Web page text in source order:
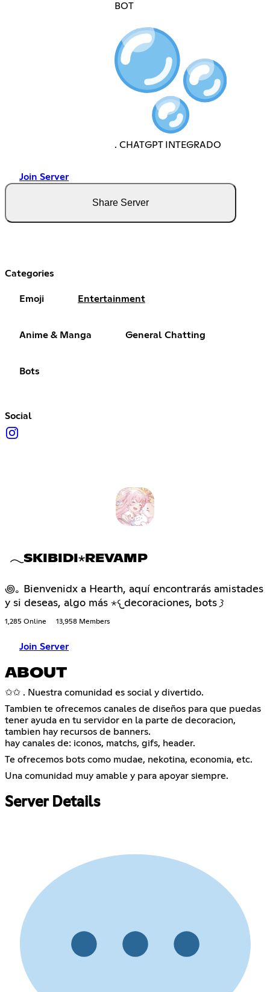
BOT
. CHATGPT INTEGRADO
Join Server
Share Server
Categories
Emoji Entertainment
Anime & Manga General Chatting
Bots
Social
𓂃SKIBIDI⋆REVAMP
꩜｡ Bienvenidx a Hearth, aquí encontrarás amistades
y si deseas, algo más ⋆𐔌decoraciones, bots 𐦯
1,285 Online 13,958 Members
Join Server
ABOUT
✩✩ . Nuestra comunidad es social y divertido.
Tambien te ofrecemos canales de diseños para que puedas
tener ayuda en tu servidor en la parte de decoracion,
tambien hay recursos de banners.
hay canales de: iconos, matchs, gifs, header.
Te ofrecemos bots como mudae, nekotina, economia, etc.
Una comunidad muy amable y para apoyar siempre.
Server Details